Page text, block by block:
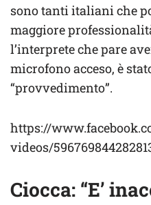
sono tanti italiani che
maggiore
l’interprete che pare
microfono acceso, è
“provvedimento”.
https://
videos/
Ciocca: “E’